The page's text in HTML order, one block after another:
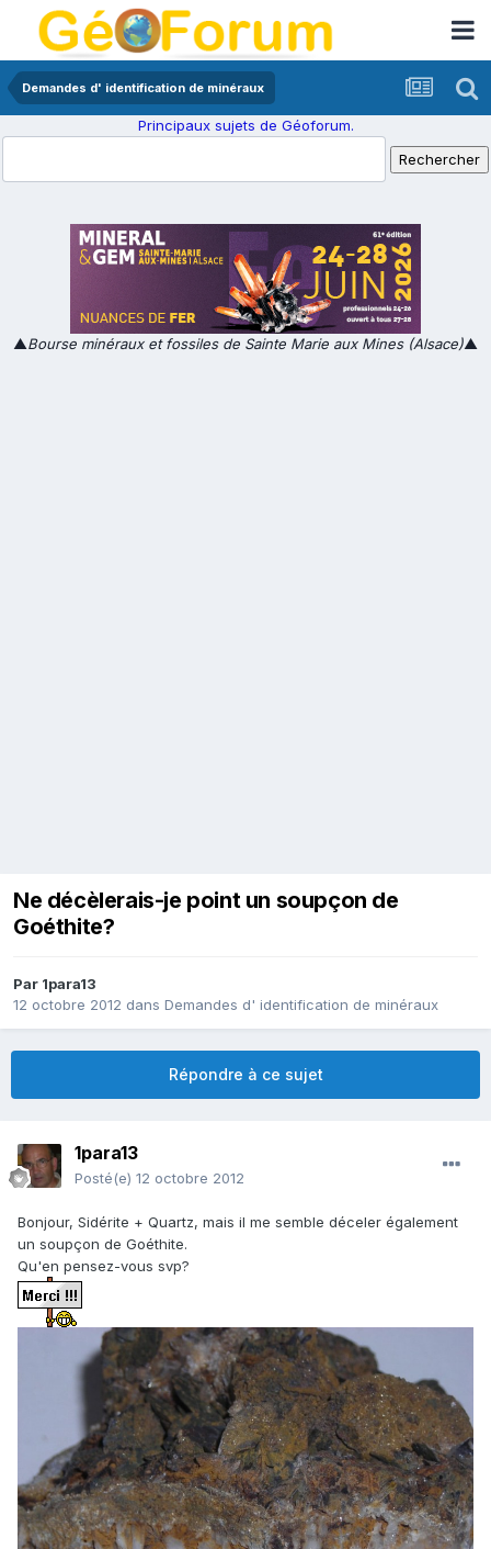
Demandes d' identification de minéraux
Principaux sujets de Géoforum.
▲Bourse minéraux et fossiles de Sainte Marie aux Mines (Alsace)▲
Ne décèlerais-je point un soupçon de
Goéthite?
Par 1para13
12 octobre 2012 dans Demandes d' identification de minéraux
Répondre à ce sujet
1para13
Posté(e) 12 octobre 2012
Bonjour, Sidérite + Quartz, mais il me semble déceler également
un soupçon de Goéthite.
Qu'en pensez-vous svp?